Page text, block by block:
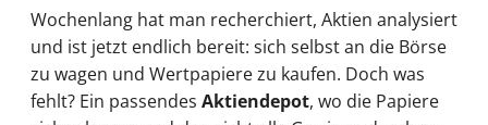
Wochenlang hat man recherchiert, Aktien analysiert
und ist jetzt endlich bereit: sich selbst an die Börse
zu wagen und Wertpapiere zu kaufen. Doch was
fehlt? Ein passendes Aktiendepot, wo die Papiere